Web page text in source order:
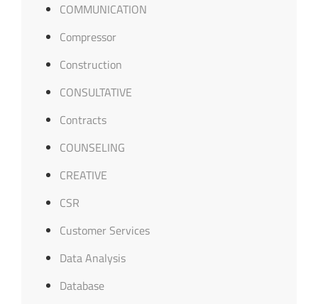
COMMUNICATION
Compressor
Construction
CONSULTATIVE
Contracts
COUNSELING
CREATIVE
CSR
Customer Services
Data Analysis
Database